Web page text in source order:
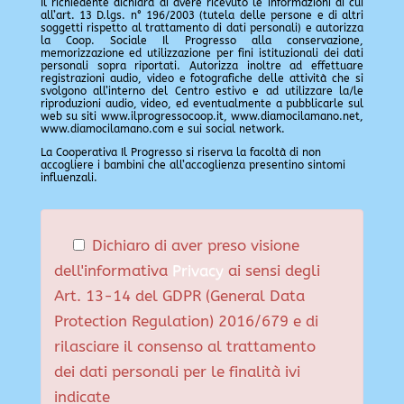
Il richiedente dichiara di avere ricevuto le informazioni di cui
all’art. 13 D.lgs. n° 196/2003 (tutela delle persone e di altri
soggetti rispetto al trattamento di dati personali) e autorizza
la Coop. Sociale Il Progresso alla conservazione,
memorizzazione ed utilizzazione per fini istituzionali dei dati
personali sopra riportati. Autorizza inoltre ad effettuare
registrazioni audio, video e fotografiche delle attività che si
svolgono all’interno del Centro estivo e ad utilizzare la/le
riproduzioni audio, video, ed eventualmente a pubblicarle sul
web su siti www.ilprogressocoop.it, www.diamocilamano.net,
www.diamocilamano.com e sui social network.
La Cooperativa Il Progresso si riserva la facoltà di non
accogliere i bambini che all’accoglienza presentino sintomi
influenzali.
Dichiaro di aver preso visione
dell'informativa Privacy ai sensi degli
Art. 13-14 del GDPR (General Data
Protection Regulation) 2016/679 e di
rilasciare il consenso al trattamento
dei dati personali per le finalità ivi
indicate